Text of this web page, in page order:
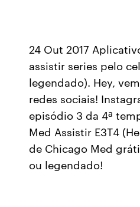
24 Out 2017
assistir series pelo
legendado). Hey,
redes sociais!
episódio 3 da 4ª
Med Assistir E3T4
de Chicago Med
ou legendado!